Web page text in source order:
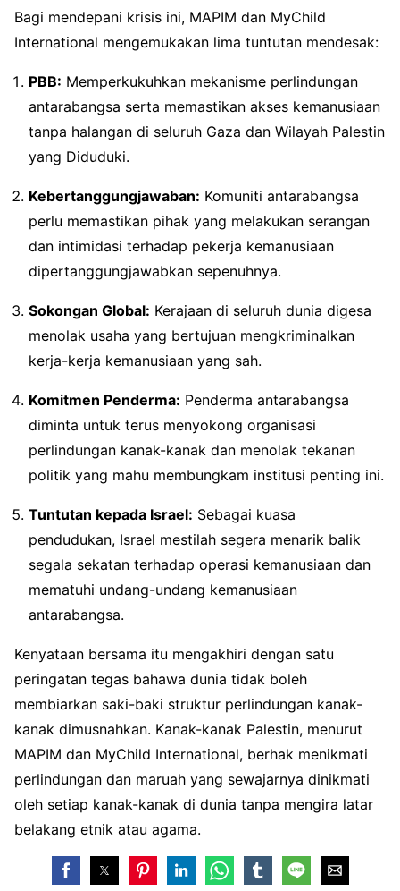
Bagi mendepani krisis ini, MAPIM dan MyChild
International mengemukakan lima tuntutan mendesak:
PBB: Memperkukuhkan mekanisme perlindungan
antarabangsa serta memastikan akses kemanusiaan
tanpa halangan di seluruh Gaza dan Wilayah Palestin
yang Diduduki.
Kebertanggungjawaban: Komuniti antarabangsa
perlu memastikan pihak yang melakukan serangan
dan intimidasi terhadap pekerja kemanusiaan
dipertanggungjawabkan sepenuhnya.
Sokongan Global: Kerajaan di seluruh dunia digesa
menolak usaha yang bertujuan mengkriminalkan
kerja-kerja kemanusiaan yang sah.
Komitmen Penderma: Penderma antarabangsa
diminta untuk terus menyokong organisasi
perlindungan kanak-kanak dan menolak tekanan
politik yang mahu membungkam institusi penting ini.
Tuntutan kepada Israel: Sebagai kuasa
pendudukan, Israel mestilah segera menarik balik
segala sekatan terhadap operasi kemanusiaan dan
mematuhi undang-undang kemanusiaan
antarabangsa.
Kenyataan bersama itu mengakhiri dengan satu
peringatan tegas bahawa dunia tidak boleh
membiarkan saki-baki struktur perlindungan kanak-
kanak dimusnahkan. Kanak-kanak Palestin, menurut
MAPIM dan MyChild International, berhak menikmati
perlindungan dan maruah yang sewajarnya dinikmati
oleh setiap kanak-kanak di dunia tanpa mengira latar
belakang etnik atau agama.